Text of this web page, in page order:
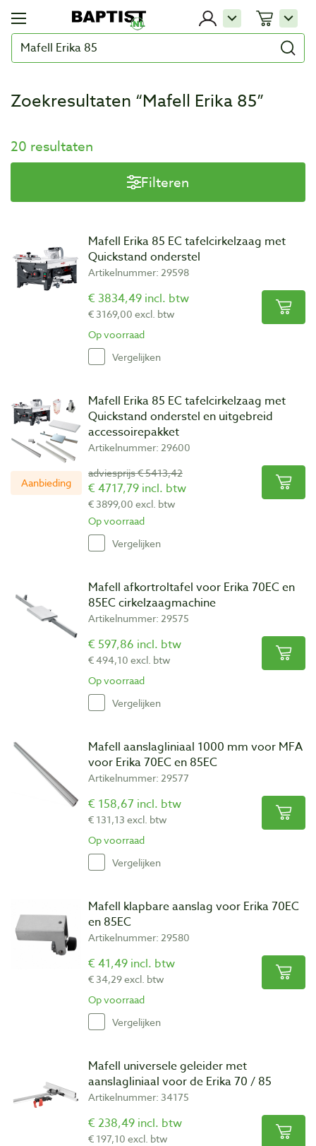
Zoekresultaten “Mafell Erika 85”
20 resultaten
Filteren
Mafell Erika 85 EC tafelcirkelzaag met
Quickstand onderstel
Artikelnummer: 29598
€ 3834,49 incl. btw
€ 3169,00 excl. btw
Op voorraad
Vergelijken
Aanbieding
Mafell Erika 85 EC tafelcirkelzaag met
Quickstand onderstel en uitgebreid
accessoirepakket
Artikelnummer: 29600
adviesprijs € 5413,42
€ 4717,79 incl. btw
€ 3899,00 excl. btw
Op voorraad
Vergelijken
Mafell afkortroltafel voor Erika 70EC en
85EC cirkelzaagmachine
Artikelnummer: 29575
€ 597,86 incl. btw
€ 494,10 excl. btw
Op voorraad
Vergelijken
Mafell aanslagliniaal 1000 mm voor MFA
voor Erika 70EC en 85EC
Artikelnummer: 29577
€ 158,67 incl. btw
€ 131,13 excl. btw
Op voorraad
Vergelijken
Mafell klapbare aanslag voor Erika 70EC
en 85EC
Artikelnummer: 29580
€ 41,49 incl. btw
€ 34,29 excl. btw
Op voorraad
Vergelijken
Mafell universele geleider met
aanslagliniaal voor de Erika 70 / 85
Artikelnummer: 34175
€ 238,49 incl. btw
€ 197,10 excl. btw